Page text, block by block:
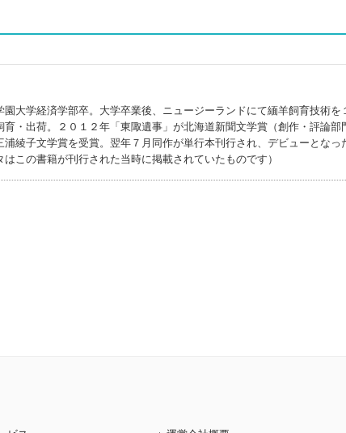
大学経済学部卒。大学卒業後、ニュージーランドにて緬羊飼育技術を
・出荷。２０１２年「東陬遺事」が北海道新聞文学賞（創作・評論部
綾子文学賞を受賞。翌年７月同作が単行本刊行され、デビューとなっ
この書籍が刊行された当時に掲載されていたものです）